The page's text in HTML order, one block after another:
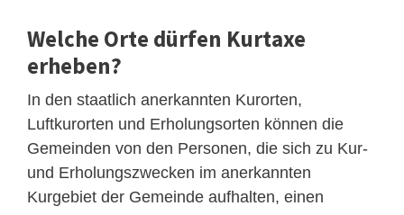
Welche Orte dürfen Kurtaxe
erheben?
In den staatlich anerkannten Kurorten,
Luftkurorten und Erholungsorten können die
Gemeinden von den Personen, die sich zu Kur-
und Erholungszwecken im anerkannten
Kurgebiet der Gemeinde aufhalten, einen